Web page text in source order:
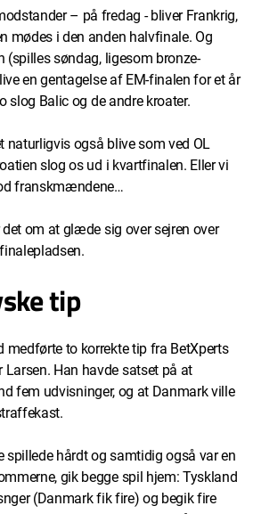
– på fredag - bliver Frankrig,
mødes i den anden halvfinale. Og
(spilles søndag, ligesom bronze-
en gentagelse af EM-finalen for et år
slog Balic og de andre kroater.
naturligvis også blive som ved OL
slog os ud i kvartfinalen. Eller vi
franskmændene…
om at glæde sig over sejren over
tip
medførte to korrekte tip fra BetXperts
Han havde satset på at
fem udvisninger, og at Danmark ville
spillede hårdt og samtidig også var en
gik begge spil hjem: Tyskland
(Danmark fik fire) og begik fire